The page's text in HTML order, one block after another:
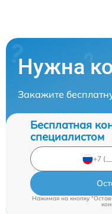
Нужна
Закажите
Бесплатная
специалистом
Нажимая на кнопку